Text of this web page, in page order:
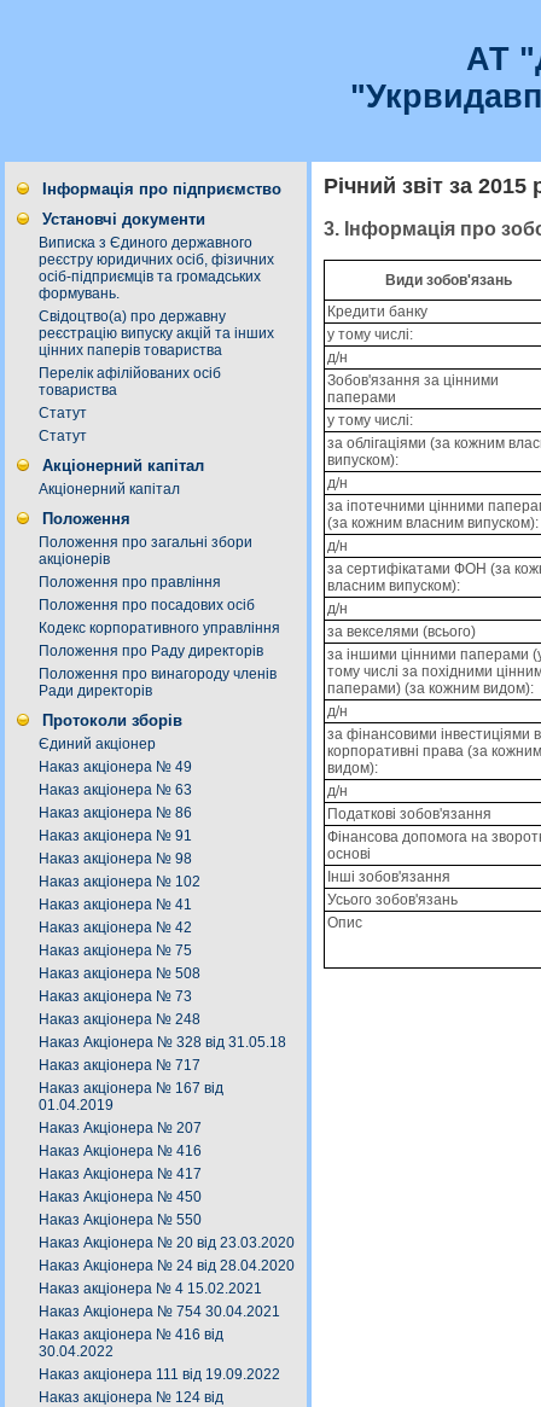
АТ
Інформація про підприємство
Установчі документи
Виписка з Єдиного державного
реєстру юридичних осіб, фізичних
осіб-підприємців та громадських
формувань.
Свідоцтво(а) про державну
реєстрацію випуску акцій та інших
цінних паперів товариства
Перелік афілійованих осіб
товариства
Статут
Статут
Акціонерний капітал
Акціонерний капітал
Положення
Положення про загальні збори
акціонерів
Положення про правління
Положення про посадових осіб
Кодекс корпоративного управління
Положення про Раду директорів
Положення про винагороду членів
Ради директорів
Протоколи зборів
Єдиний акціонер
Наказ акціонера № 49
Наказ акціонера № 63
Наказ акціонера № 86
Наказ акціонера № 91
Наказ акціонера № 98
Наказ акціонера № 102
Наказ акціонера № 41
Наказ акціонера № 42
Наказ акціонера № 75
Наказ акціонера № 508
Наказ акціонера № 73
Наказ акціонера № 248
Наказ Акціонера № 328 від 31.05.18
Наказ акціонера № 717
Наказ акціонера № 167 від
01.04.2019
Наказ Акціонера № 207
Наказ Акціонера № 416
Наказ Акціонера № 417
Наказ Акціонера № 450
Наказ Акціонера № 550
Наказ Акціонера № 20 від 23.03.2020
Наказ Акціонера № 24 від 28.04.2020
Наказ акціонера № 4 15.02.2021
Наказ Акціонера № 754 30.04.2021
Наказ акціонера № 416 від
30.04.2022
Наказ акціонера 111 від 19.09.2022
Наказ акціонера № 124 від
Річний звіт за 2015
3. Інформація про
Види зобов'язань
Кредити банку
у тому числі:
д/н
Зобов'язання за цінними
паперами
у тому числі:
за облігаціями (за кожним
випуском):
д/н
за іпотечними цінними
(за кожним власним випуском):
д/н
за сертифікатами ФОН (за
власним випуском):
д/н
за векселями (всього)
за іншими цінними паперами
тому числі за похідними
паперами) (за кожним видом):
д/н
за фінансовими інвестиціями в
корпоративні права (за кожним
видом):
д/н
Податкові зобов'язання
Фінансова допомога на
основі
Інші зобов'язання
Усього зобов'язань
Опис